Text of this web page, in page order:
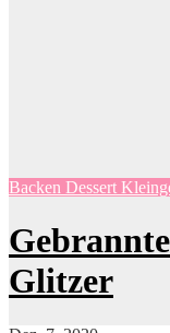
Backen Dessert
Glitzer